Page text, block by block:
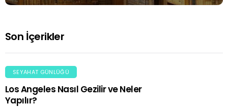
Son İçerikler
SEYAHAT GÜNLÜĞÜ
Los Angeles Nasıl Gezilir ve Neler
Yapılır?